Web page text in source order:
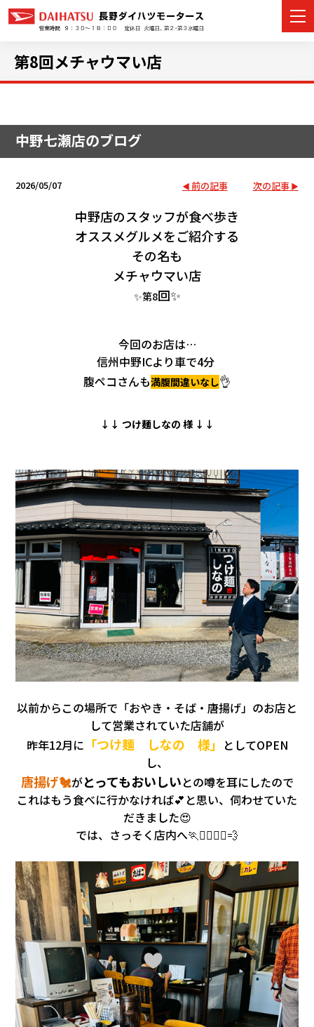
店舗情報
イベント・キャンペーン
ご購入者サポート
アフターサポート
第8回メチャウマい店
中野七瀬店のブログ
2026/05/07 前の記事 次の記事
中野店のスタッフが食べ歩き
オススメグルメをご紹介する
その名も
メチャウマい店
✨第8回✨
今回のお店は…
信州中野ICより車で4分
腹ペコさんも満腹間違いなし👌
↓↓ つけ麺しなの 様 ↓↓
以前からこの場所で「おやき・そば・唐揚げ」のお店と
して営業されていた店舗が
昨年12月に 「つけ麺 しなの 様」 としてOPEN
し、
唐揚げ🐔がとってもおいしいとの噂を耳にしたので
これはもう食べに行かなければ💕と思い、伺わせていた
だきました😍
では、さっそく店内へ🏃🏃‍♂️🏃‍♀️💨